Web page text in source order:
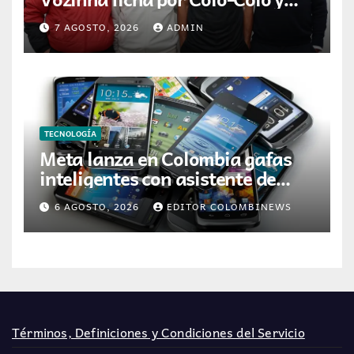
JETOUR respalda su nueva
etapa
7 AGOSTO, 2026 ADMIN
TECNOLOGÍA
Meta lanza en Colombia gafas
inteligentes con asistente de
inteligencia artificial
6 AGOSTO, 2026 EDITOR COLOMBINEWS
Términos, Definiciones y Condiciones del Servicio